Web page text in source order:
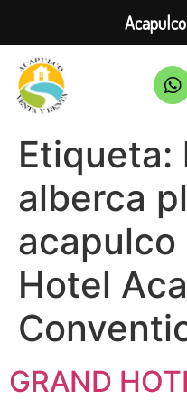
Etiqueta:
alberca
acapulco
Hotel
GRAND